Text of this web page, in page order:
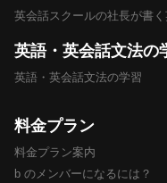
英会話スクールの社長が書
英語・英会話文法の
英語・英会話文法の学習
料金プラン
料金プラン案内
b のメンバーになるには？